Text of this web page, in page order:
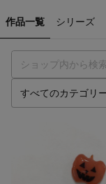
作品一覧 シリーズ